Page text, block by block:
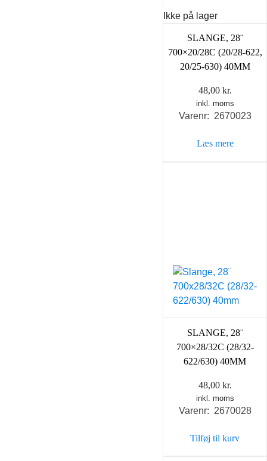
Ikke på lager
SLANGE, 28¨
700×20/28C (20/28-622,
20/25-630) 40MM
48,00 kr.
inkl. moms
Varenr: 2670023
Læs mere
SLANGE, 28¨
700×28/32C (28/32-
622/630) 40MM
48,00 kr.
inkl. moms
Varenr: 2670028
Tilføj til kurv